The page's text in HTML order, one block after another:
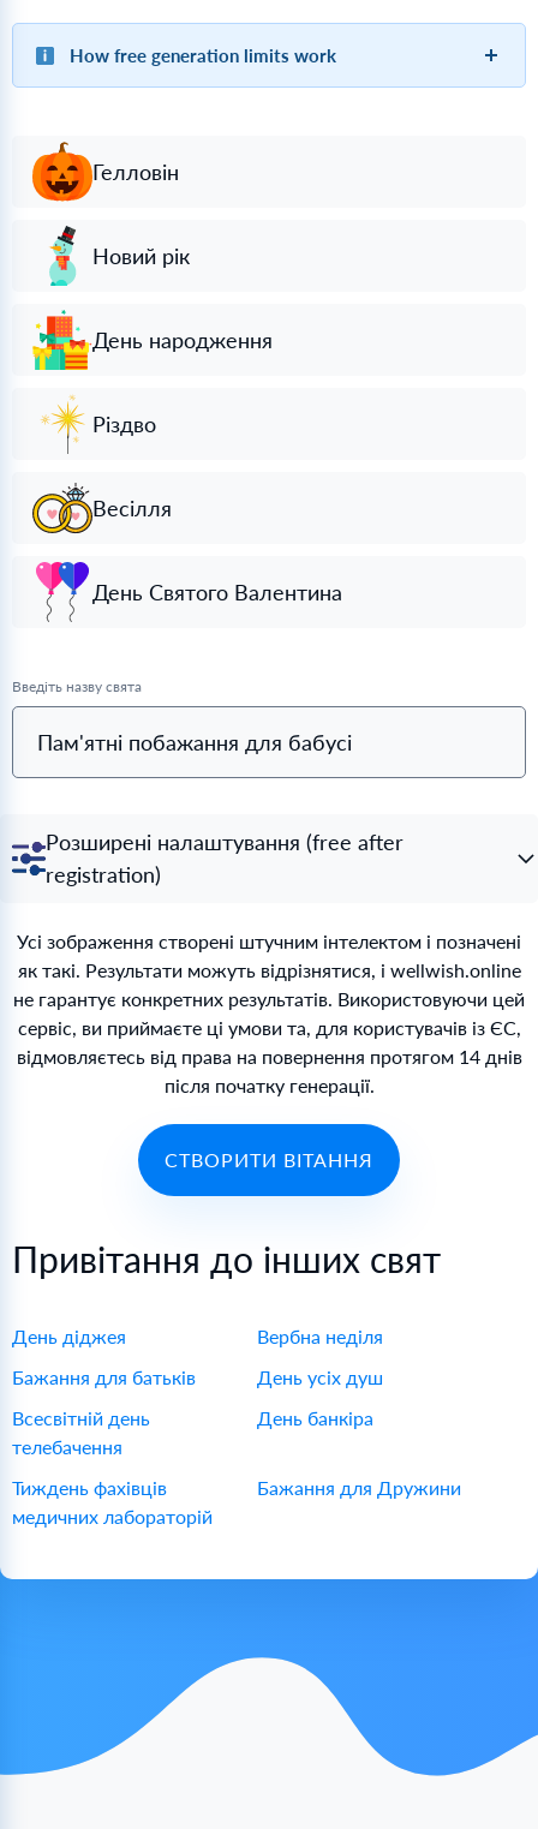
How free generation limits work
Гелловін
Новий рік
День народження
Різдво
Весілля
День Святого Валентина
Введіть назву свята
Пам'ятні побажання для бабусі
Розширені налаштування (free after
registration)
Усі зображення створені штучним інтелектом і позначені
як такі. Результати можуть відрізнятися, і wellwish.online
не гарантує конкретних результатів. Використовуючи цей
сервіс, ви приймаєте ці умови та, для користувачів із ЄС,
відмовляєтесь від права на повернення протягом 14 днів
після початку генерації.
СТВОРИТИ ВІТАННЯ
Привітання до інших свят
День діджея
Вербна неділя
Бажання для батьків
День усіх душ
Всесвітній день
телебачення
День банкіра
Тиждень фахівців
медичних лабораторій
Бажання для Дружини